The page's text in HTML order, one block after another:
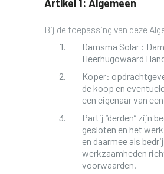
Artikel 1: Algemeen
Bij de toepassing van deze
Damsma Solar :
Heerhugowaard
Koper:
de koop en
een eigenaar van
Partij “derden” zijn
gesloten en het
en daarmee als
werkzaamheden
voorwaarden.